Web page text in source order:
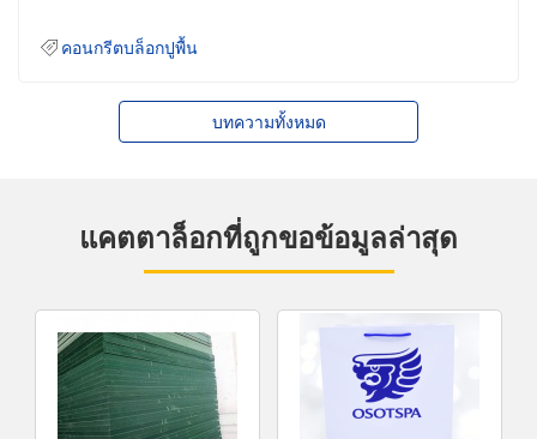
คอนกรีตบล็อกปูพื้น
บทความทั้งหมด
แคตตาล็อกที่ถูกขอข้อมูลล่าสุด